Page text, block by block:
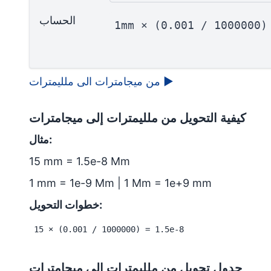
الحساب 1mm × (0.001 / 1000000)
من ميجامترات الى ملليمترات ▶
كيفية التحويل من ملليمترات إلى ميجامترات
مثال:
15 mm = 1.5e-8 Mm
1 mm = 1e-9 Mm | 1 Mm = 1e+9 mm
خطوات التحويل:
15 × (0.001 / 1000000) = 1.5e-8
جدول تحويل من ملليمترات إلى ميجامترات